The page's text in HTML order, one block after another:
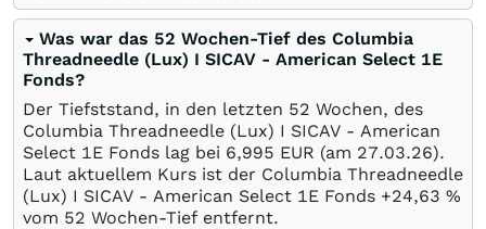
Was war das 52 Wochen-Tief des Columbia
Threadneedle (Lux) I SICAV - American Select 1E
Fonds?
Der Tiefststand, in den letzten 52 Wochen, des
Columbia Threadneedle (Lux) I SICAV - American
Select 1E Fonds lag bei 6,995 EUR (am 27.03.26).
Laut aktuellem Kurs ist der Columbia Threadneedle
(Lux) I SICAV - American Select 1E Fonds +24,63 %
vom 52 Wochen-Tief entfernt.